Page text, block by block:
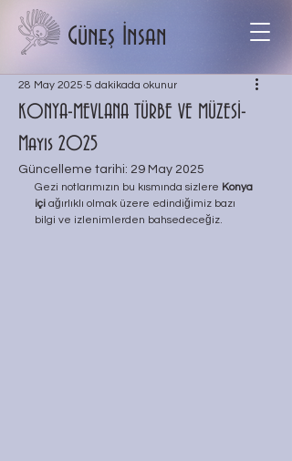
Güneş İnsan
KONYA-MEVLANA TÜRBE VE MÜZESİ-
Mayıs 2025
28 May 2025 5 dakikada okunur
Güncelleme tarihi: 29 May 2025
Gezi notlarımızın bu kısmında sizlere Konya
içi ağırlıklı olmak üzere edindiğimiz bazı
bilgi ve izlenimlerden bahsedeceğiz.